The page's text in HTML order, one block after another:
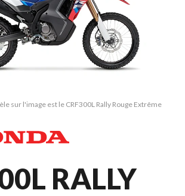
sur l'image est le CRF300L Rally Rouge Extrême
RALLY